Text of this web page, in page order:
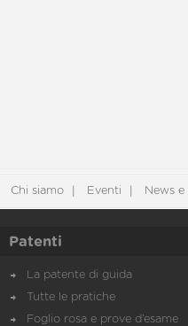
Chi siamo Eventi News
Patenti
La patente di guida
Tutte le pratiche
Foglio rosa e prove d’esame